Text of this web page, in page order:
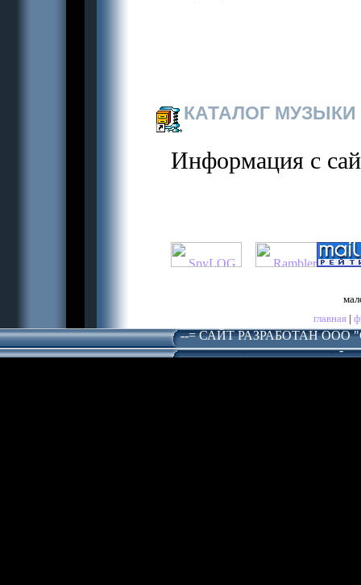
КАТАЛОГ МУЗЫКИ
Информация с
главная |
--= САЙТ РАЗРАБОТАН ООО
-